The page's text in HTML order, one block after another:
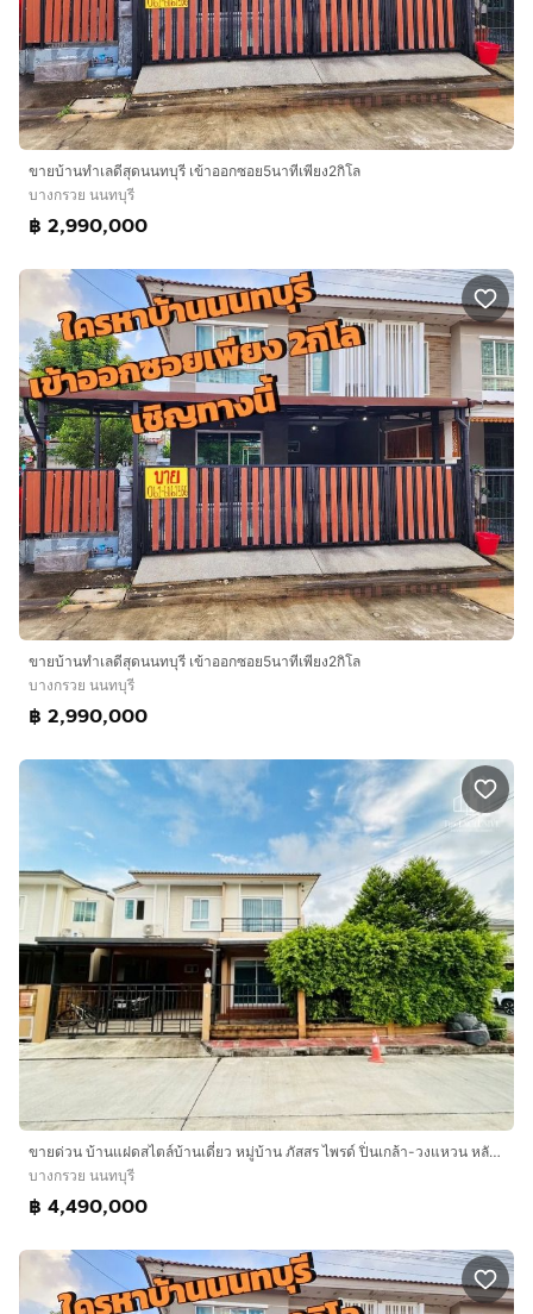
ขายบ้านทำเลดีสุดนนทบุรี เข้าออกซอย5นาทีเพียง2กิโล
บางกรวย นนทบุรี
฿ 2,990,000
ขายบ้านทำเลดีสุดนนทบุรี เข้าออกซอย5นาทีเพียง2กิโล
บางกรวย นนทบุรี
฿ 2,990,000
ขายด่วน บ้านแฝดสไตล์บ้านเดี่ยว หมู่บ้าน ภัสสร ไพรด์ ปิ่นเกล้า-วงแหวน หลังมุม ขายเท่าราคาประเมิน พร้อมเข้าอยู่
บางกรวย นนทบุรี
฿ 4,490,000